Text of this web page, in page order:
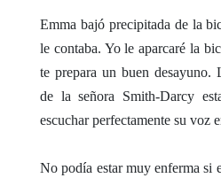
Emma bajó precipitada de la
le contaba. Yo le aparcaré la
te prepara un buen desayuno.
de la señora Smith-Darcy
escuchar perfectamente su voz
No podía estar muy enferma si